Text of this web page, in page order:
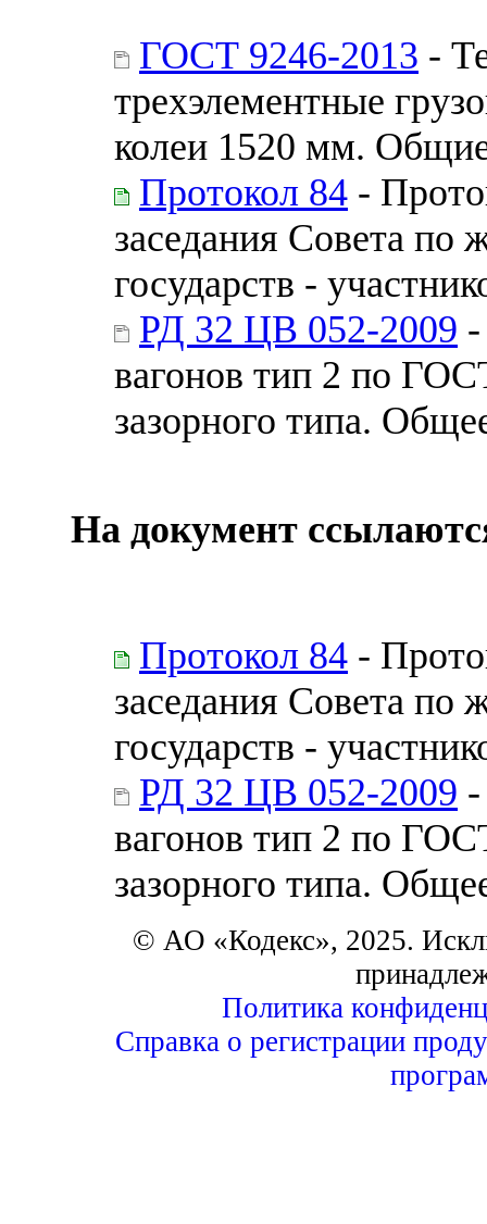
ГОСТ 9246-2013 -
трехэлементные
колеи 1520 мм.
Протокол 84 -
заседания Совета по
государств -
РД 32 ЦВ 052-2009
вагонов тип 2 по
зазорного типа.
На документ
Протокол 84 -
заседания Совета по
государств -
РД 32 ЦВ 052-2009
вагонов тип 2 по
зазорного типа.
© АО «Кодекс», 2025.
Политика
Справка о регистрации